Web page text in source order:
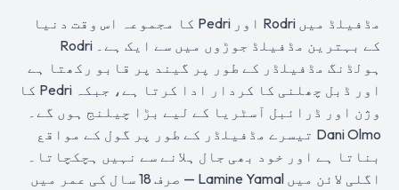
مڈفیلڈ میں Rodri اور Pedri کا مجموعہ اس وقت دنیا
کے بہترین مڈفیلڈ جوڑوں میں سے ایک ہے۔ Rodri
ہولڈنگ مڈفیلڈر کے طور پر گیند پر قابو رکھتا ہے
اور ڈبل چھلنی کا کردار ادا کرتا ہے، جبکہ Pedri کا
وژن اور ڈرائبل آسٹریا کے لیے بڑا چیلنج ہوں گے۔
Dani Olmo تیسرے مڈفیلڈر کے طور پر گول کے مواقع
بناتا ہے اور خود بھی جال ہلانے سے نہیں ہچکچاتا۔
اگلی لائن میں Lamine Yamal — صرف 18 سال کی عمر میں